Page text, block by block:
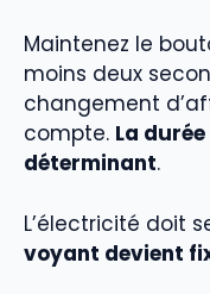
Maintenez le
moins deux
changement
compte. La
déterminant.
L’électricité doit
voyant devient